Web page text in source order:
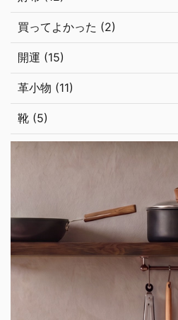
買ってよかった (2)
開運 (15)
革小物 (11)
靴 (5)